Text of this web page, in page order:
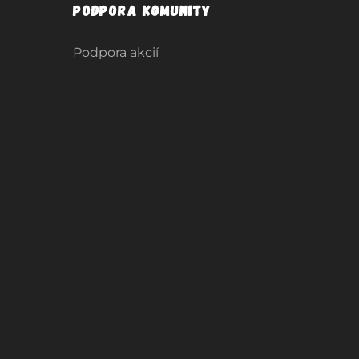
Podpora komunity
Podpora akcií